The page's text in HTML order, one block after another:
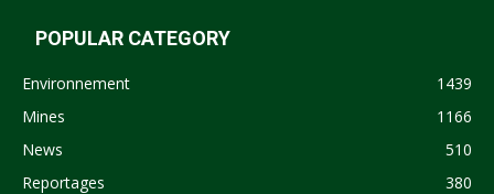
POPULAR CATEGORY
Environnement
1439
Mines
1166
News
510
Reportages
380